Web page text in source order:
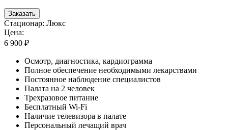
Заказать
Стационар: Люкс
Цена:
6 900 ₽
Осмотр, диагностика, кардиограмма
Полное обеспечение необходимыми лекарствами
Постоянное наблюдение специалистов
Палата на 2 человек
Трехразовое питание
Бесплатный Wi-Fi
Наличие телевизора в палате
Персональный лечащий врач